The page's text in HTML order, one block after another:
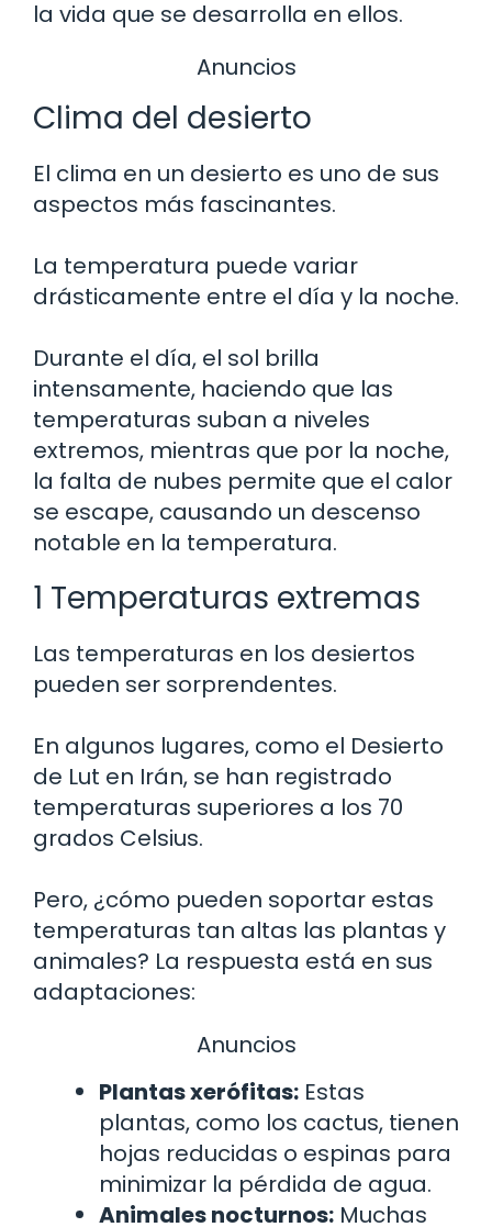
la vida que se desarrolla en ellos.
Anuncios
Clima del desierto
El clima en un desierto es uno de sus
aspectos más fascinantes.
La temperatura puede variar
drásticamente entre el día y la noche.
Durante el día, el sol brilla
intensamente, haciendo que las
temperaturas suban a niveles
extremos, mientras que por la noche,
la falta de nubes permite que el calor
se escape, causando un descenso
notable en la temperatura.
1 Temperaturas extremas
Las temperaturas en los desiertos
pueden ser sorprendentes.
En algunos lugares, como el Desierto
de Lut en Irán, se han registrado
temperaturas superiores a los 70
grados Celsius.
Pero, ¿cómo pueden soportar estas
temperaturas tan altas las plantas y
animales? La respuesta está en sus
adaptaciones:
Anuncios
Plantas xerófitas: Estas
plantas, como los cactus, tienen
hojas reducidas o espinas para
minimizar la pérdida de agua.
Animales nocturnos: Muchas